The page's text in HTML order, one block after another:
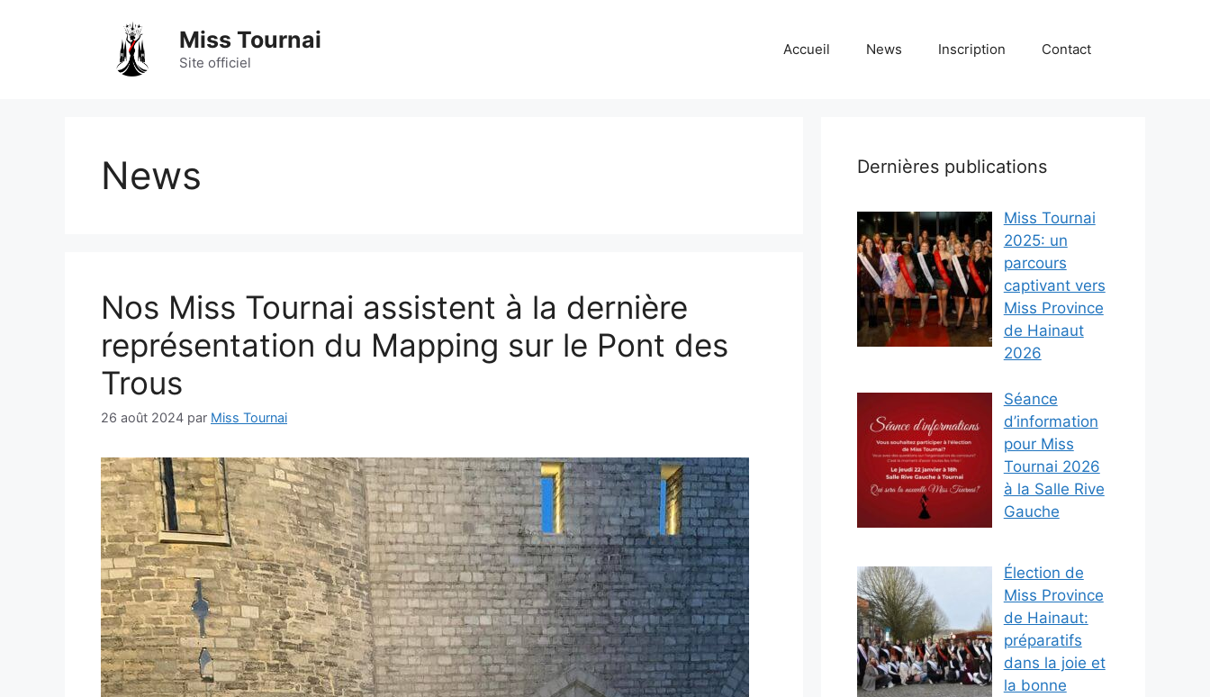
Miss Tournai
Site officiel
Accueil News Inscription Contact
News
Nos Miss Tournai assistent à la dernière
représentation du Mapping sur le Pont des
Trous
26 août 2024 par Miss Tournai
Dernières publications
Miss Tournai
2025: un
parcours
captivant vers
Miss Province
de Hainaut
2026
Séance
d’information
pour Miss
Tournai 2026
à la Salle Rive
Gauche
Élection de
Miss Province
de Hainaut:
préparatifs
dans la joie et
la bonne